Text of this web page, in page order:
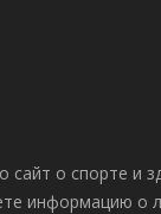
сайт о спорте и
информацию о